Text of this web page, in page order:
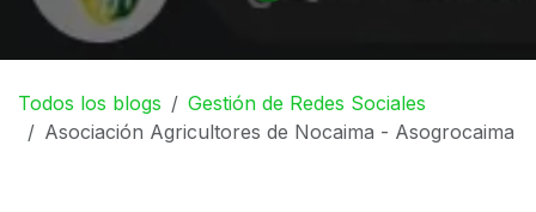
Todos los blogs
Gestión de Redes Sociales
Asociación Agricultores de Nocaima - Asogrocaima